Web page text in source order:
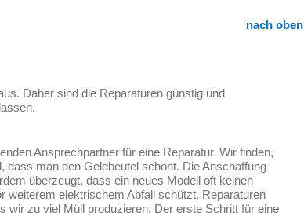
nach oben
Daher sind die Reparaturen günstig und
Ansprechpartner für eine Reparatur. Wir finden,
man den Geldbeutel schont. Die Anschaffung
überzeugt, dass ein neues Modell oft keinen
weiterem elektrischem Abfall schützt. Reparaturen
wir zu viel Müll produzieren. Der erste Schritt für eine